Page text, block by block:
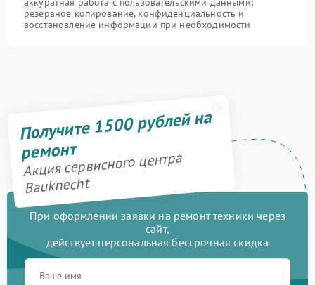
резервное копирование, конфиденциальность и
восстановление информации при необходимости
Получите 1500 рублей на
ремонт
Акция сервисного центра
Bauknecht
При оформлении заявки на ремонт техники через
сайт,
действует персональная бессрочная скидка